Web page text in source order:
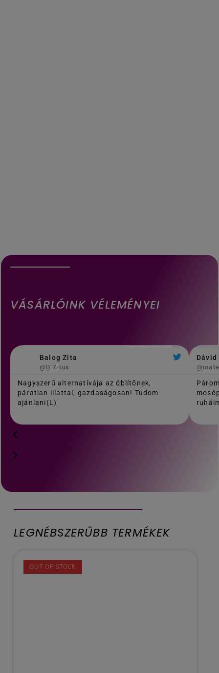
VÁSÁRLÓINK VÉLEMÉNYEI
Balog Zita
@B.Zitus
Nagyszerű alternatívája az öblítőnek,
páratlan illattal, gazdaságosan! Tudom
ajánlani(L)
LEGNÉBSZERŰBB TERMÉKEK
OUT OF STOCK